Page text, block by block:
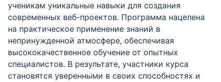
ученикам уникальные навыки для создания
современных веб-проектов. Программа нацелена
на практическое применение знаний в
непринужденной атмосфере, обеспечивая
высококачественное обучение от опытных
специалистов. В результате, участники курса
становятся уверенными в своих способностях и